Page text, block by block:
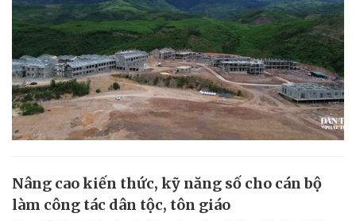
Nâng cao kiến thức, kỹ năng số cho cán bộ
làm công tác dân tộc, tôn giáo